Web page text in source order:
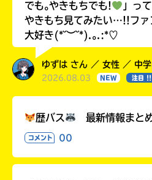
でも｡やきもちでも!
」っ
やきもち見てみたい…!!ファ
大好き(*˘︶˘*).｡.:*♡
ゆずは さん ／ 女性 ／ 中
2026.08.03 NEW 注目 !!
歴バス 最新情報まと
コメント 00